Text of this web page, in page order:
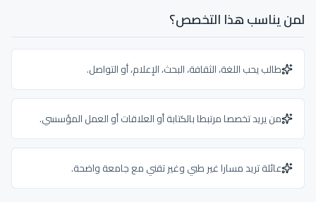
لمن يناسب هذا التخصص؟
طالب يحب اللغة، الثقافة، البحث، الإعلام، أو التواصل.
من يريد تخصصا مرتبطا بالكتابة أو العلاقات أو العمل المؤسسي.
عائلة تريد مسارا غير طبي وغير تقني مع جامعة واضحة.